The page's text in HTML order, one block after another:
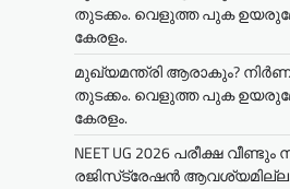
തുടക്കം. വെളുത്ത പുക
കേരളം.
മുഖ്യമന്ത്രി ആരാകും?
തുടക്കം. വെളുത്ത പുക
കേരളം.
NEET UG 2026 പരീക്ഷ
രജിസ്‌ട്രേഷൻ ആവശ്യമില്ല.